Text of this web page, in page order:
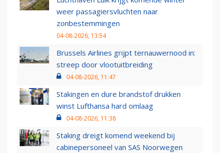
weer passagiersvluchten naar
zonbestemmingen
04-08-2026, 13:54
Brussels Airlines grijpt ternauwernood in:
streep door vlootuitbreiding
04-08-2026, 11:47
Stakingen en dure brandstof drukken
winst Lufthansa hard omlaag
04-08-2026, 11:38
Staking dreigt komend weekend bij
cabinepersoneel van SAS Noorwegen